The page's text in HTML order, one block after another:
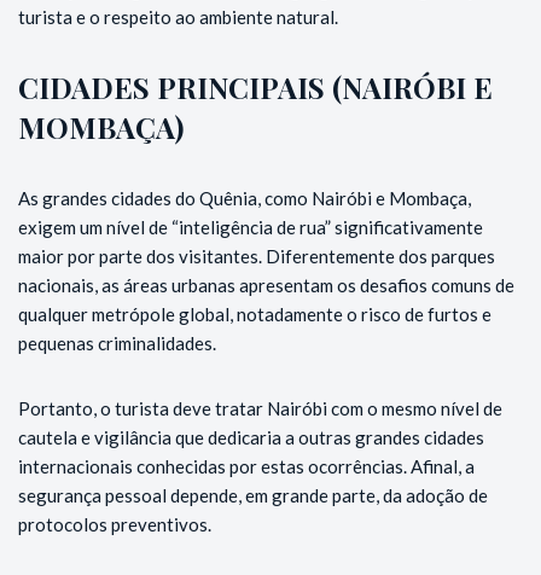
turista e o respeito ao ambiente natural.
CIDADES PRINCIPAIS (NAIRÓBI E
MOMBAÇA)
As grandes cidades do Quênia, como Nairóbi e Mombaça,
exigem um nível de “inteligência de rua” significativamente
maior por parte dos visitantes. Diferentemente dos parques
nacionais, as áreas urbanas apresentam os desafios comuns de
qualquer metrópole global, notadamente o risco de furtos e
pequenas criminalidades.
Portanto, o turista deve tratar Nairóbi com o mesmo nível de
cautela e vigilância que dedicaria a outras grandes cidades
internacionais conhecidas por estas ocorrências. Afinal, a
segurança pessoal depende, em grande parte, da adoção de
protocolos preventivos.